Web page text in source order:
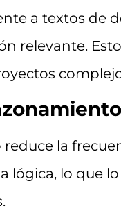
a textos de
relevante.
reduce la
lógica, lo que